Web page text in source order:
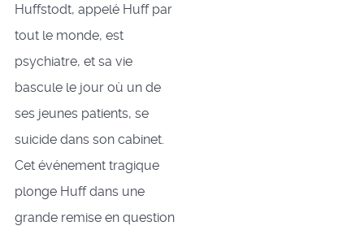
Huffstodt, appelé Huff par
tout le monde, est
psychiatre, et sa vie
bascule le jour où un de
ses jeunes patients, se
suicide dans son cabinet.
Cet événement tragique
plonge Huff dans une
grande remise en question